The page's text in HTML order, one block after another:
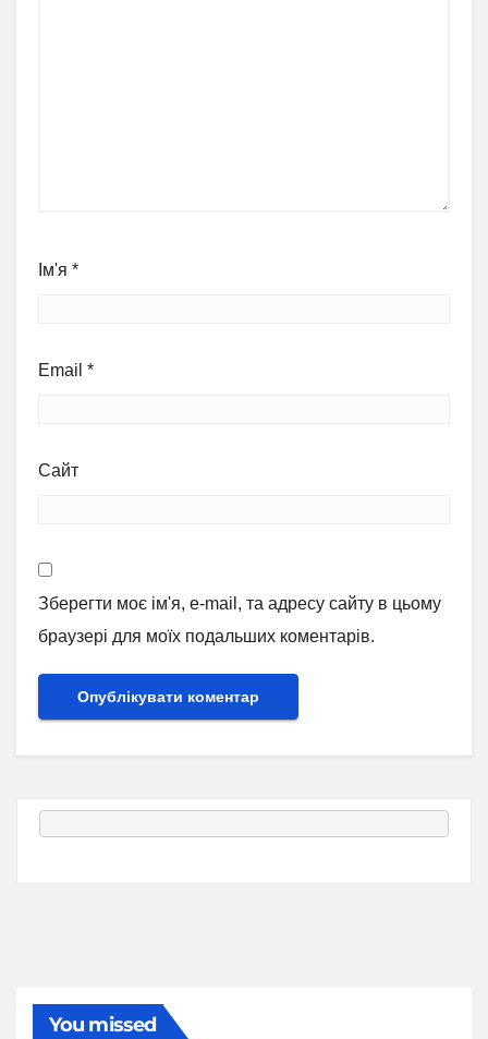
Ім'я *
Email *
Сайт
Зберегти моє ім'я, e-mail, та адресу сайту в цьому
браузері для моїх подальших коментарів.
You missed